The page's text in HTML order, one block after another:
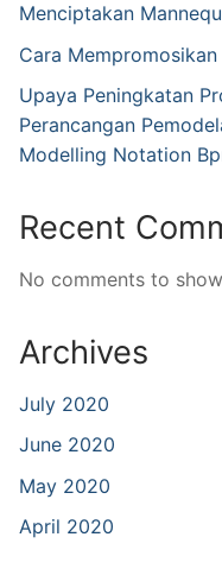
Menciptakan
Cara
Upaya Peningkatan
Perancangan
Modelling Notation
Recent
No comments to
Archives
July 2020
June 2020
May 2020
April 2020